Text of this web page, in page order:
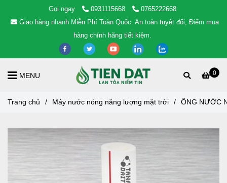
Gọi ngay 0931115668
0765222668
Giao hàng nhanh Miễn Phí Toàn Quốc. An toàn tuyệt đối, Điểm mua
hàng chính hãng tiết kiệm.
0
MENU
Trang chủ / Máy nước nóng năng lượng mặt trời / ỐNG NƯỚC